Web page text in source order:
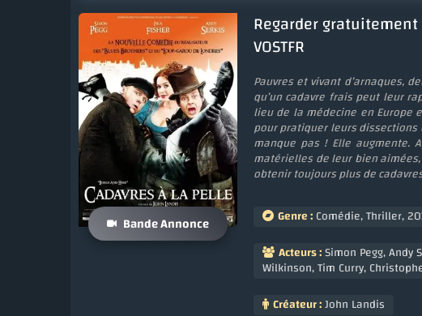
Bande Annonce
Regarder
VOSTFR
Pauvres et vivant d’arnaques,
qu’un cadavre frais peut leur
lieu de la médecine en Europe
pour pratiquer leurs
manque pas ! Elle augmente.
matérielles de leur bien
obtenir toujours plus de
Genre :Comédie,Thriller,
Acteurs :Simon Pegg,Andy
Wilkinson,Tim Curry,
Créateur :John Landis